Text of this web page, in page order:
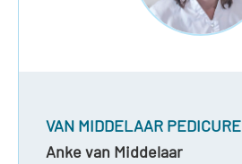
VAN MIDDELAAR PEDICURE
Anke van Middelaar